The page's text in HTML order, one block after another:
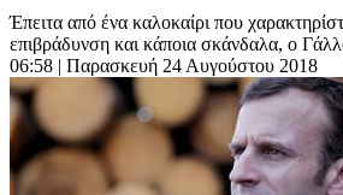
Έπειτα από ένα καλοκαίρι που
επιβράδυνση και κάποια σκάνδαλα, ο
06:58 | Παρασκευή 24 Αυγούστου 2018